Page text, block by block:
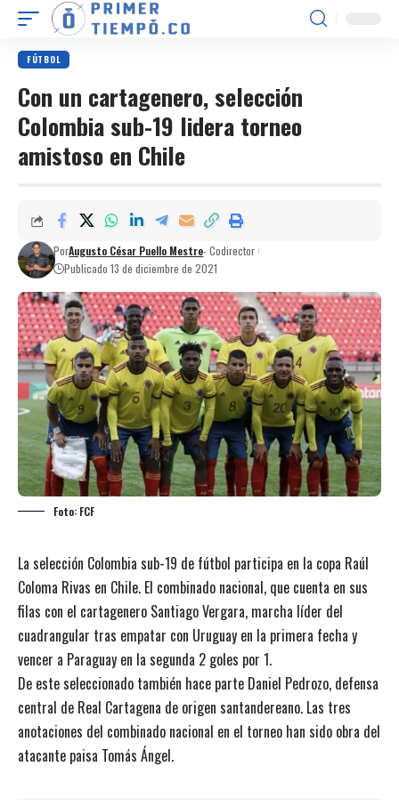
FÚTBOL
Con un cartagenero, selección
Colombia sub-19 lidera torneo
amistoso en Chile
PorAugusto César Puello Mestre- Codirector
Publicado 13 de diciembre de 2021
Foto: FCF
La selección Colombia sub-19 de fútbol participa en la copa Raúl
Coloma Rivas en Chile. El combinado nacional, que cuenta en sus
filas con el cartagenero Santiago Vergara, marcha líder del
cuadrangular tras empatar con Uruguay en la primera fecha y
vencer a Paraguay en la segunda 2 goles por 1.
De este seleccionado también hace parte Daniel Pedrozo, defensa
central de Real Cartagena de origen santandereano. Las tres
anotaciones del combinado nacional en el torneo han sido obra del
atacante paisa Tomás Ángel.